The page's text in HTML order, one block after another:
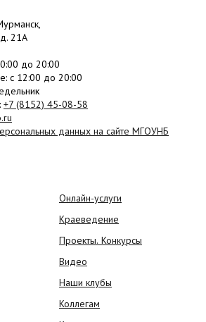
21А
до 20:00
: c 12:00 до 20:00
+7 (8152) 45-08-58
данных на сайте МГОУНБ
Онлайн-услуги
Краеведение
Проекты. Конкурсы
Видео
Наши клубы
Коллегам